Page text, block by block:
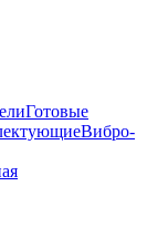
Готовые
Вибро-